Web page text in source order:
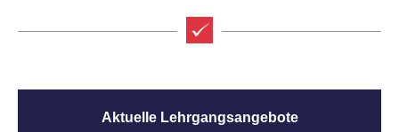
Aktuelle Lehrgangsangebote